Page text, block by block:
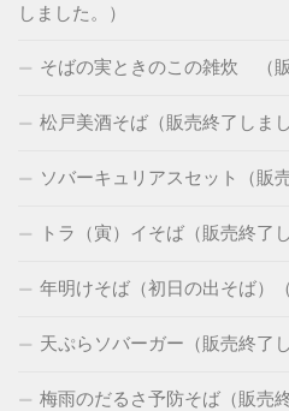
しました。）
そばの実ときのこの雑炊 （販
松戸美酒そば（販売終了しまし
ソバーキュリアスセット（販
トラ（寅）イそば（販売終了
年明けそば（初日の出そば）
天ぷらソバーガー（販売終了
梅雨のだるさ予防そば（販売